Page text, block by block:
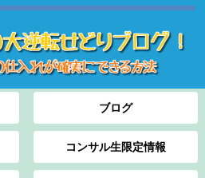
ブログ
コンサル生限定情報